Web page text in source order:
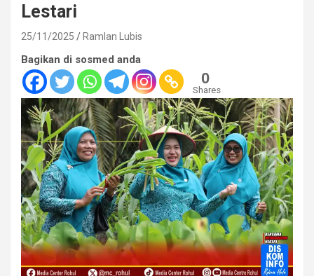
Lestari
25/11/2025 Ramlan Lubis
Bagikan di sosmed anda
0
Shares